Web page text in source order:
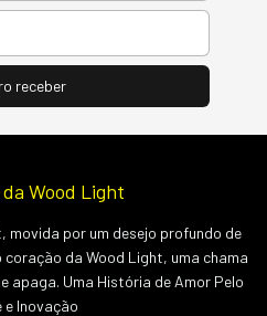
Wood Light
movida por um desejo profundo de
da Wood Light, uma chama
apaga. Uma História de Amor Pelo
e Inovação